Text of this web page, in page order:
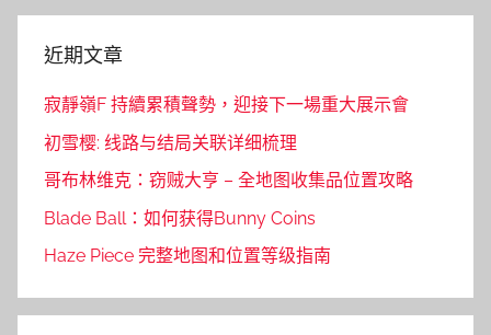
近期文章
寂靜嶺F 持續累積聲勢，迎接下一場重大展示會
初雪樱: 线路与结局关联详细梳理
哥布林维克：窃贼大亨 – 全地图收集品位置攻略
Blade Ball：如何获得Bunny Coins
Haze Piece 完整地图和位置等级指南